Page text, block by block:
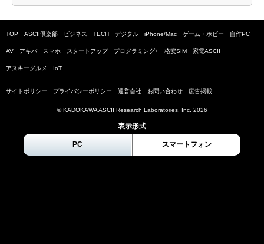
TOP ASCII倶楽部 ビジネス TECH デジタル iPhone/Mac ゲーム・ホビー 自作PC
AV アキバ スマホ スタートアップ プログラミング+ 格安SIM 家電ASCII
アスキーグルメ IoT
サイトポリシー プライバシーポリシー 運営会社 お問い合わせ 広告掲載
© KADOKAWA ASCII Research Laboratories, Inc. 2026
表示形式
PC スマートフォン